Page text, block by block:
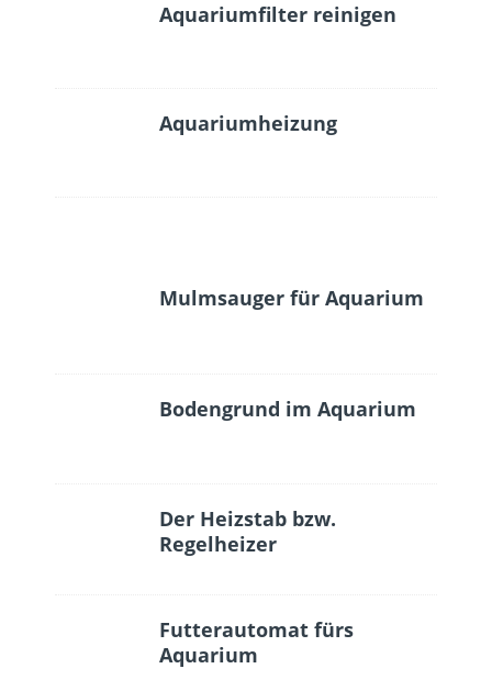
Aquariumfilter reinigen
Aquariumheizung
Mulmsauger für Aquarium
Bodengrund im Aquarium
Der Heizstab bzw.
Regelheizer
Futterautomat fürs
Aquarium